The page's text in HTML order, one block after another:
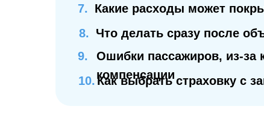
7. Какие расходы может
8. Что делать сразу после
9.
Ошибки пассажиров, из-за
компенсации
10.Как выбрать страховку с